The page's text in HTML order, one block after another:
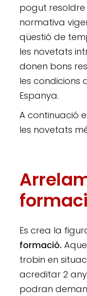
pogut
normativa
qüestió de
les novetats
donen bons
les condicions
Espanya.
A continuació
les novetats
Es crea la
formació.
trobin en
acreditar 2
podran